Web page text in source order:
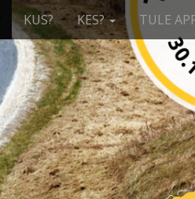
KUS? KES? TULE